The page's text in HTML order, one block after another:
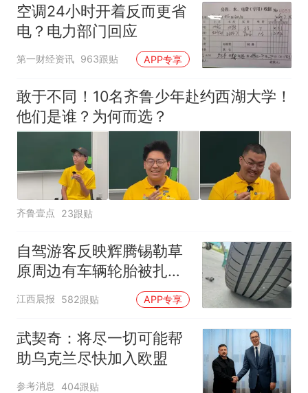
空调24小时开着反而更省
电？电力部门回应
第一财经资讯 963跟贴 APP专享
敢于不同！10名齐鲁少年赴约西湖大学！
他们是谁？为何而选？
齐鲁壹点 23跟贴
自驾游客反映辉腾锡勒草
原周边有车辆轮胎被扎，
修理店铺换胎价格高达千
元，官方发布情况通报
江西晨报 582跟贴 APP专享
武契奇：将尽一切可能帮
助乌克兰尽快加入欧盟
参考消息 404跟贴